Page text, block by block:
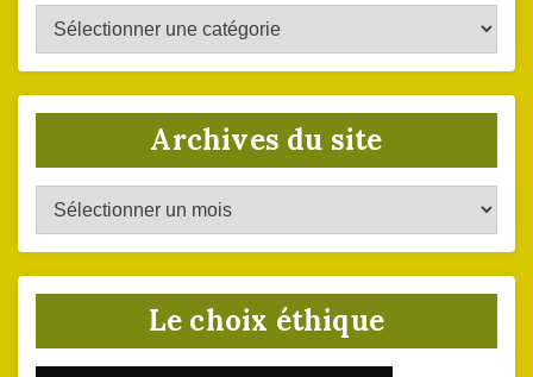
Catégories
du
site
Archives du site
Archives
du
site
Le choix éthique